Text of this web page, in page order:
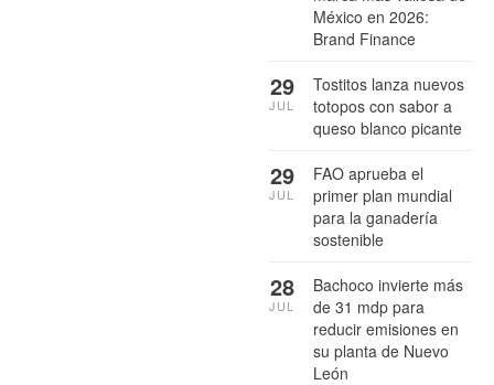
México en 2026:
Brand Finance
Tostitos lanza nuevos
totopos con sabor a
queso blanco picante
29
JUL
FAO aprueba el
primer plan mundial
para la ganadería
sostenible
29
JUL
Bachoco invierte más
de 31 mdp para
reducir emisiones en
su planta de Nuevo
León
28
JUL